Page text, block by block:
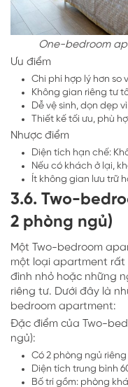
One-bedroom
Ưu điểm
Chi phí hợp lý hơn so
Không gian riêng tư
Dễ vệ sinh, dọn dẹp
Thiết kế tối ưu, phù
Nhược điểm
Diện tích hạn chế:
Nếu có khách ở lại,
Ít không gian lưu trữ
3.6. Two-
2 phòng ngủ)
Một Two-bedroom
một loại apartment rất
đình nhỏ hoặc những
riêng tư. Dưới đây là
bedroom apartment:
Đặc điểm của Two-
ngủ):
Có 2 phòng ngủ
Diện tích trung bình
Bố trí gồm: phòng